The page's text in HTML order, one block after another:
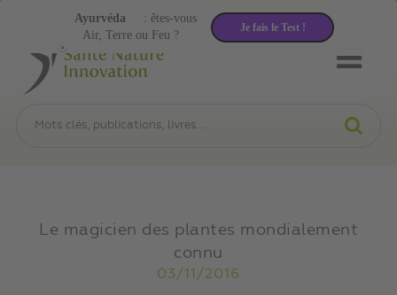
Le magicien des plantes mondialement
connu
03/11/2016
Air, Terre ou Feu ?
Ayurvéda : êtes-vous
Je fais le Test !